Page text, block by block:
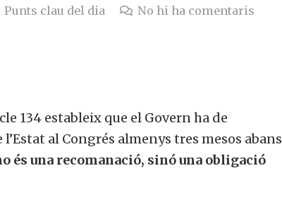
Punts clau del dia No hi ha comentaris
134 estableix que el Govern ha de
al Congrés almenys tres mesos abans
és una recomanació, sinó una obligació